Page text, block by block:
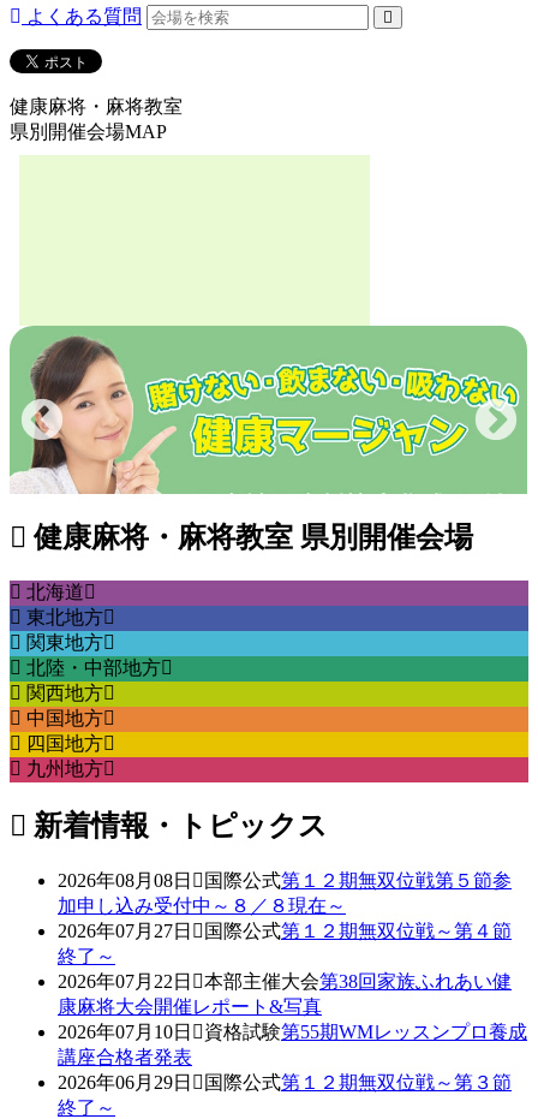
よくある質問
健康麻将・麻将教室
県別開催会場MAP
健康麻将・麻将教室 県別開催会場
北海道
東北地方
関東地方
北陸・中部地方
関西地方
中国地方
四国地方
九州地方
新着情報・トピックス
2026年08月08日 国際公式第１２期無双位戦第５節参
加申し込み受付中～８／８現在～
2026年07月27日
国際公式第１２期無双位戦～第４節
終了～
2026年07月22日
本部主催大会第38回家族ふれあい健
康麻将大会開催レポート&写真
2026年07月10日
資格試験第55期WMレッスンプロ養成
講座合格者発表
2026年06月29日
国際公式第１２期無双位戦～第３節
終了～